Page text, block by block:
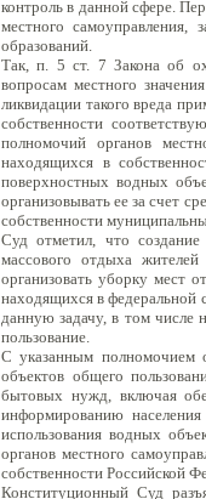
контроль в данной сфере.
местного самоуправления,
образований.
Так, п. 5 ст. 7 Закона об
вопросам местного
ликвидации такого вреда
собственности
полномочий органов
находящихся в
поверхностных водных
организовывать ее за счет
собственности
Суд отметил, что создание
массового отдыха
организовать уборку мест
находящихся в федеральной
данную задачу, в том числе
пользование.
С указанным полномочием
объектов общего
бытовых нужд, включая
информированию
использования водных
органов местного
собственности Российской
Конституционный Суд